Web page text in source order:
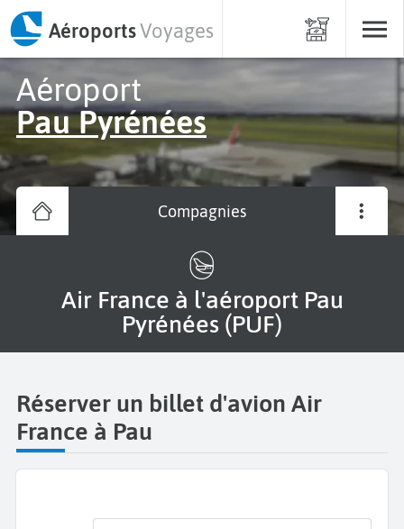
AéroportsVoyages
Aéroport
Pau Pyrénées
Compagnies
Air France à l'aéroport Pau
Pyrénées (PUF)
Réserver un billet d'avion Air
France à Pau